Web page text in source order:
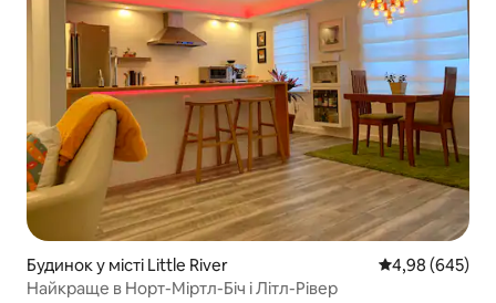
Будинок у місті Little River Середня
4,98 (645)
Найкраще в Норт-Міртл-Біч і Літл-Рівер